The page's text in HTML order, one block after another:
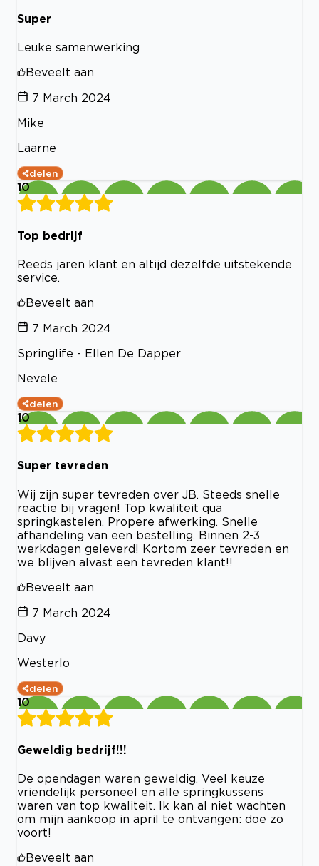
Super
Leuke samenwerking
Beveelt aan
7 March 2024
Mike
Laarne
delen
10
Top bedrijf
Reeds jaren klant en altijd dezelfde uitstekende
service.
Beveelt aan
7 March 2024
Springlife - Ellen De Dapper
Nevele
delen
10
Super tevreden
Wij zijn super tevreden over JB. Steeds snelle
reactie bij vragen! Top kwaliteit qua
springkastelen. Propere afwerking. Snelle
afhandeling van een bestelling. Binnen 2-3
werkdagen geleverd! Kortom zeer tevreden en
we blijven alvast een tevreden klant!!
Beveelt aan
7 March 2024
Davy
Westerlo
delen
10
Geweldig bedrijf!!!
De opendagen waren geweldig. Veel keuze
vriendelijk personeel en alle springkussens
waren van top kwaliteit. Ik kan al niet wachten
om mijn aankoop in april te ontvangen: doe zo
voort!
Beveelt aan